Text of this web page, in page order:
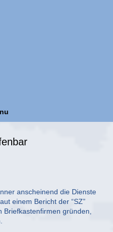
anscheinend die Dienste
einem Bericht der “SZ”
gründen,